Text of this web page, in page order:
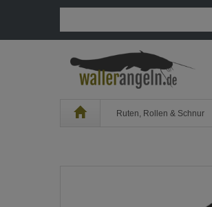
Home Ruten, Rollen & Schnur